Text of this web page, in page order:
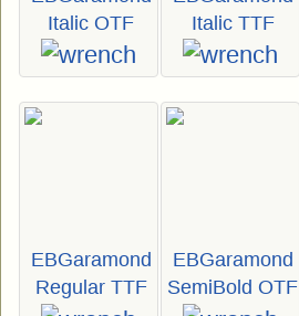
Italic OTF
Italic TTF
EBGaramond
Regular TTF
EBGaramond
SemiBold OTF